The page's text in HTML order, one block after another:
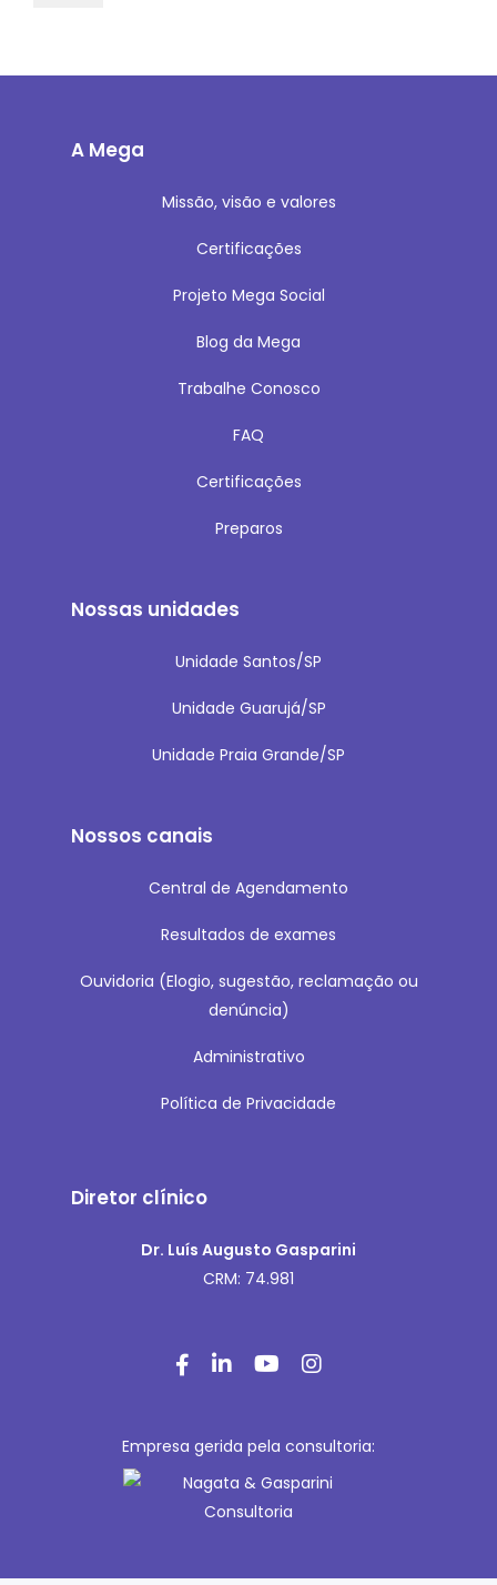
A Mega
Missão, visão e valores
Certificações
Projeto Mega Social
Blog da Mega
Trabalhe Conosco
FAQ
Certificações
Preparos
Nossas unidades
Unidade Santos/SP
Unidade Guarujá/SP
Unidade Praia Grande/SP
Nossos canais
Central de Agendamento
Resultados de exames
Ouvidoria (Elogio, sugestão, reclamação ou
denúncia)
Administrativo
Política de Privacidade
Diretor clínico
Dr. Luís Augusto Gasparini
CRM: 74.981
Empresa gerida pela consultoria: